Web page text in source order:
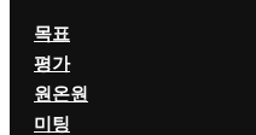
목표
평가
원온원
미팅